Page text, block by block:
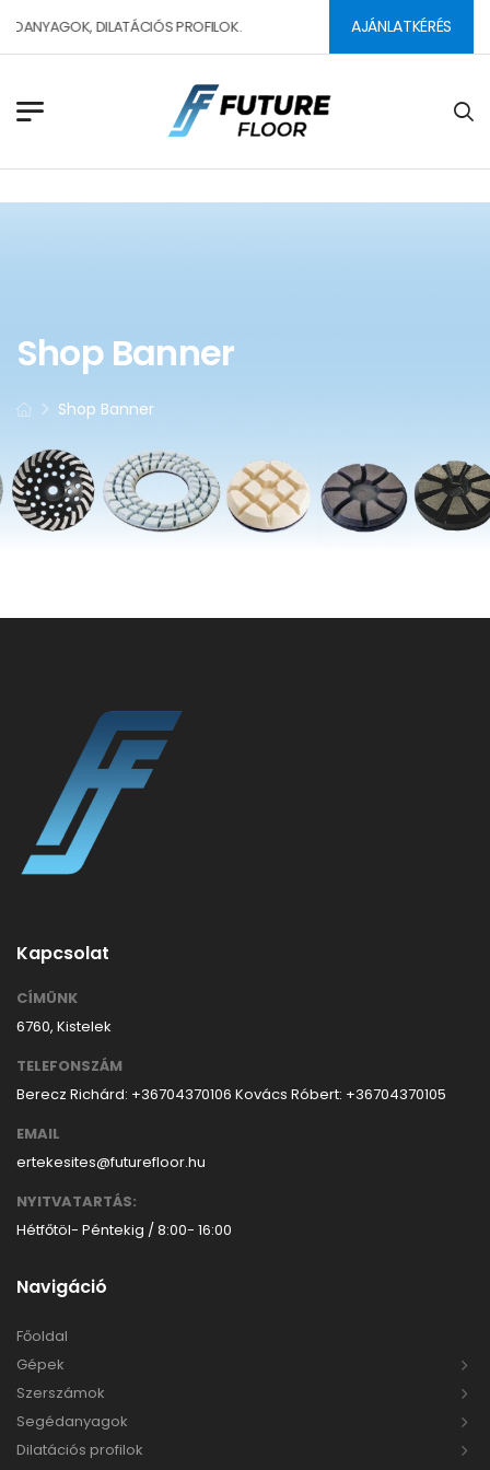
DILATÁCIÓS PROFILOK. AJÁNLATKÉRÉS
Shop Banner
Shop Banner
Kapcsolat
CÍMÜNK
6760, Kistelek
TELEFONSZÁM
Berecz Richárd: +36704370106 Kovács Róbert: +36704370105
EMAIL
ertekesites@futurefloor.hu
NYITVATARTÁS:
Hétfőtöl- Péntekig / 8:00- 16:00
Navigáció
Főoldal
Gépek
Szerszámok
Segédanyagok
Dilatációs profilok